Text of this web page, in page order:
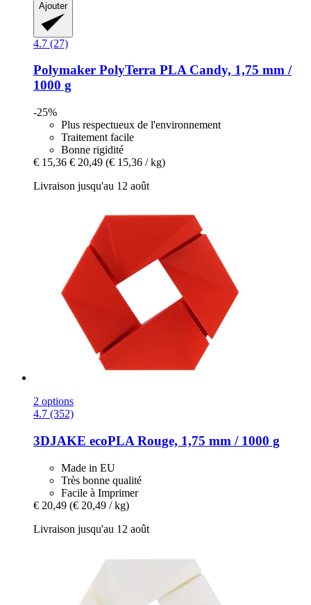
Ajouter
4.7 (27)
Polymaker PolyTerra PLA Candy, 1,75 mm /
1000 g
-25%
Plus respectueux de l'environnement
Traitement facile
Bonne rigidité
€ 15,36 € 20,49 (€ 15,36 / kg)
Livraison jusqu'au 12 août
2 options
4.7 (352)
3DJAKE ecoPLA Rouge, 1,75 mm / 1000 g
Made in EU
Très bonne qualité
Facile à Imprimer
€ 20,49 (€ 20,49 / kg)
Livraison jusqu'au 12 août